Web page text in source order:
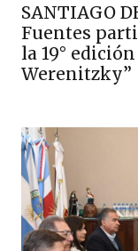
SANTIAGO
Fuentes
la 19°
Werenitzky”